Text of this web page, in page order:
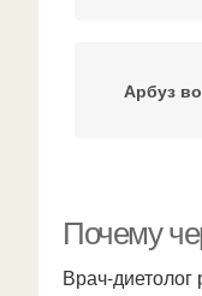
Арбуз
Почему
Врач-диетолог